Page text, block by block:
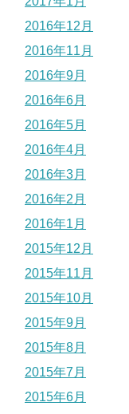
2016年12月
2016年11月
2016年9月
2016年6月
2016年5月
2016年4月
2016年3月
2016年2月
2016年1月
2015年12月
2015年11月
2015年10月
2015年9月
2015年8月
2015年7月
2015年6月